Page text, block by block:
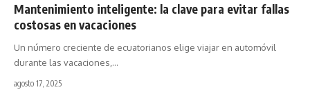
Mantenimiento inteligente: la clave para evitar fallas
costosas en vacaciones
Un número creciente de ecuatorianos elige viajar en automóvil
durante las vacaciones, …
agosto 17, 2025